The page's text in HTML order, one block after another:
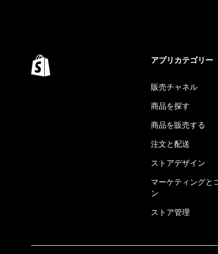
アプリカテゴリー
販売チャネル
商品を探す
商品を販売する
注文と配送
ストアデザイン
マーケティングと
ン
ストア管理